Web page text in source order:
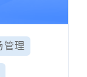
管理